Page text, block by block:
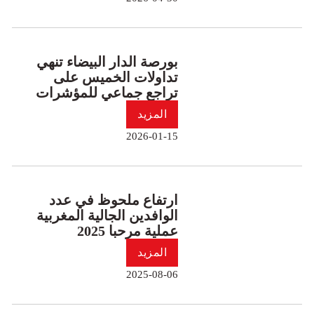
بورصة الدار البيضاء تنهي
تداولات الخميس على
تراجع جماعي للمؤشرات
المزيد
2026-01-15
ارتفاع ملحوظ في عدد
الوافدين الجالية المغربية
عملية مرحبا 2025
المزيد
2025-08-06